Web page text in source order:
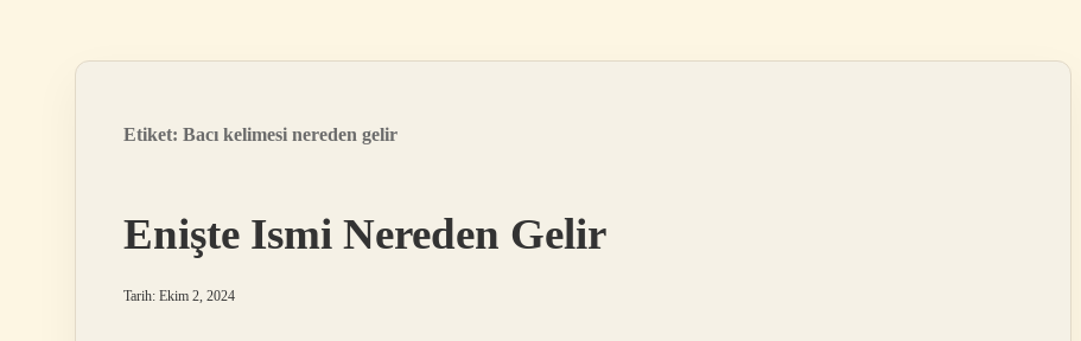
Etiket: Bacı kelimesi nereden gelir
Enişte Ismi Nereden Gelir
Tarih: Ekim 2, 2024